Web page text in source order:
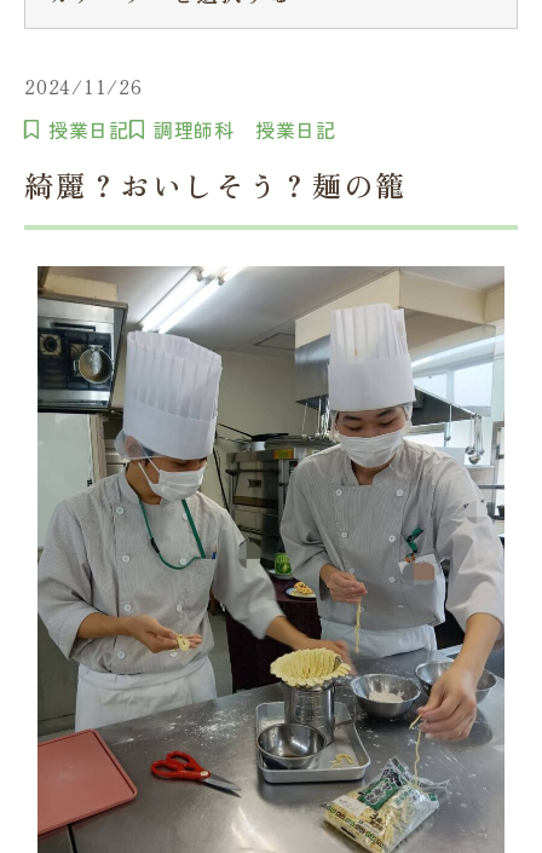
2024/11/26
授業日記 調理師科 授業日記
綺麗？おいしそう？麺の籠